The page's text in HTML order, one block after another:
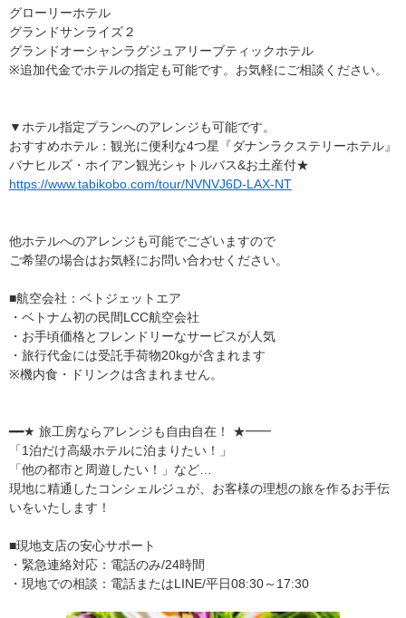
グローリーホテル
グランドサンライズ２
グランドオーシャンラグジュアリーブティックホテル
※追加代金でホテルの指定も可能です。お気軽にご相談ください。
▼ホテル指定プランへのアレンジも可能です。
おすすめホテル：観光に便利な4つ星『ダナンラクステリーホテル』
バナヒルズ・ホイアン観光シャトルバス&お土産付★
https://www.tabikobo.com/tour/NVNVJ6D-LAX-NT
他ホテルへのアレンジも可能でございますので
ご希望の場合はお気軽にお問い合わせください。
■航空会社：ベトジェットエア
・ベトナム初の民間LCC航空会社
・お手頃価格とフレンドリーなサービスが人気
・旅行代金には受託手荷物20kgが含まれます
※機内食・ドリンクは含まれません。
━━★ 旅工房ならアレンジも自由自在！ ★━━
「1泊だけ高級ホテルに泊まりたい！」
「他の都市と周遊したい！」など…
現地に精通したコンシェルジュが、お客様の理想の旅を作るお手伝
いをいたします！
■現地支店の安心サポート
・緊急連絡対応：電話のみ/24時間
・現地での相談：電話またはLINE/平日08:30～17:30